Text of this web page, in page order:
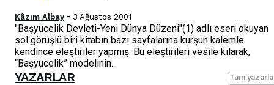
Kâzım Albay - 3 Ağustos 2001
"Başyücelik Devleti-Yeni Dünya Düzeni"(1) adlı eseri okuyan
sol görüşlü biri kitabın bazı sayfalarına kurşun kalemle
kendince eleştiriler yapmış. Bu eleştirileri vesile kılarak,
“Başyücelik” modelinin...
YAZARLAR Tüm